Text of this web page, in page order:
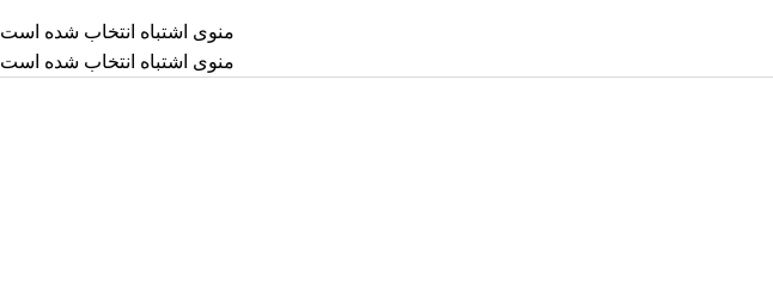
منوی اشتباه انتخاب شده است
منوی اشتباه انتخاب شده است